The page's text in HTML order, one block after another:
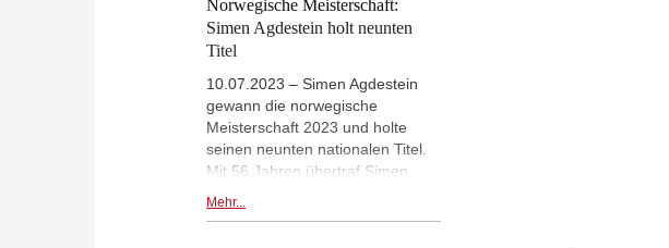
Norwegische Meisterschaft:
Simen Agdestein holt neunten
Titel
10.07.2023 – Simen Agdestein
gewann die norwegische
Meisterschaft 2023 und holte
seinen neunten nationalen Titel.
Mit 56 Jahren übertraf Simen
letzten Jahr und wurde erneut
Mehr...